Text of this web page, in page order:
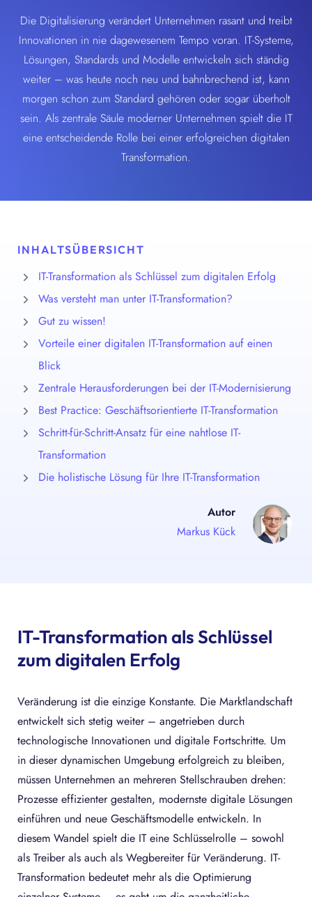
Die Digitalisierung verändert Unternehmen rasant und treibt
Innovationen in nie dagewesenem Tempo voran. IT-Systeme,
Lösungen, Standards und Modelle entwickeln sich ständig
weiter – was heute noch neu und bahnbrechend ist, kann
morgen schon zum Standard gehören oder sogar überholt
sein. Als zentrale Säule moderner Unternehmen spielt die IT
eine entscheidende Rolle bei einer erfolgreichen digitalen
Transformation.
INHALTSÜBERSICHT
IT-Transformation als Schlüssel zum digitalen Erfolg
Was versteht man unter IT-Transformation?
Gut zu wissen!
Vorteile einer digitalen IT-Transformation auf einen
Blick
Zentrale Herausforderungen bei der IT-Modernisierung
Best Practice: Geschäftsorientierte IT-Transformation
Schritt-für-Schritt-Ansatz für eine nahtlose IT-
Transformation
Die holistische Lösung für Ihre IT-Transformation
Autor
Markus Kück
IT-Transformation als Schlüssel
zum digitalen Erfolg
Veränderung ist die einzige Konstante. Die Marktlandschaft
entwickelt sich stetig weiter – angetrieben durch
technologische Innovationen und digitale Fortschritte. Um
in dieser dynamischen Umgebung erfolgreich zu bleiben,
müssen Unternehmen an mehreren Stellschrauben drehen:
Prozesse effizienter gestalten, modernste digitale Lösungen
einführen und neue Geschäftsmodelle entwickeln. In
diesem Wandel spielt die IT eine Schlüsselrolle – sowohl
als Treiber als auch als Wegbereiter für Veränderung. IT-
Transformation bedeutet mehr als die Optimierung